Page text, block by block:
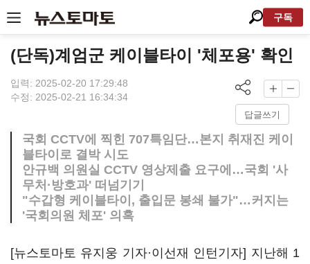
구독
(단독)계엄군 케이블타이 '체포용' 확인
입력: 2025-02-20 17:29:48
수정: 2025-02-21 16:34:34
답글쓰기
국회 CCTV에 찍힌 707특임단…본지 취재진 케이
블타이로 결박 시도
안규백 의원실 CCTV 영상제출 요구에…국회 '사
무처·방호과' 떠넘기기
"수갑형 케이블타이, 출입문 봉쇄 불가"…커지는
'국회의원 체포' 의혹
[뉴스토마토 유지웅 기자·이선재 인턴기자] 지난해 1